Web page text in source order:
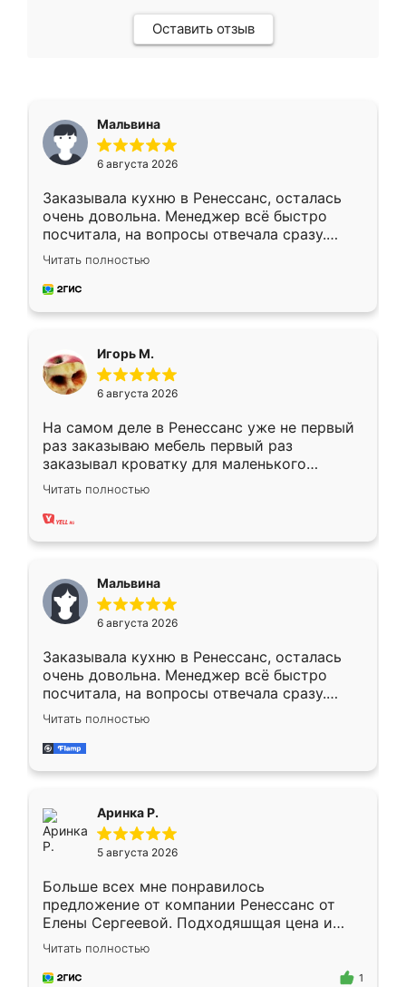
Оставить отзыв
Мальвина
6 августа 2026
Заказывала кухню в Ренессанс, осталась
очень довольна. Менеджер всё быстро
посчитала, на вопросы отвечала сразу.
Замерщик приехал в субботу, подошёл к
делу со всей ответственностью. Собрали
за день, ребята работали аккуратно, даже
Читать полностью
Игорь М.
6 августа 2026
На самом деле в Ренессанс уже не первый
раз заказываю мебель первый раз
заказывал кроватку для маленького
ребёнка при его рождении ,во второй раз
заказал шкаф-купе. По качеству очень
хорошее сборка достаточно быстрая,
меньше, здесь же он более разнообразный.
Мне нравится ,если что-то потребуется из
мебели буду заказывать только здесь.
Читать полностью
Мальвина
6 августа 2026
Заказывала кухню в Ренессанс, осталась
очень довольна. Менеджер всё быстро
посчитала, на вопросы отвечала сразу.
Замерщик приехал в субботу, подошёл к
делу со всей ответственностью. Собрали
за день, ребята работали аккуратно, даже
Читать полностью
Аринка Р.
5 августа 2026
Больше всех мне понравилось
предложение от компании Ренессанс от
Елены Сергеевой. Подходяшщая цена и
короткие сроки изготовления. Приехавший
для замера сотрудник Владислав
предложил по моему эскизу самый
Читать полностью
1